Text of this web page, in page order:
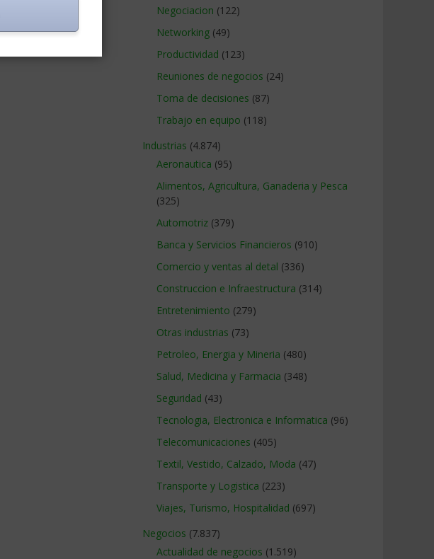
Negociacion (122)
Networking (49)
Productividad (123)
Reuniones de negocios (24)
Toma de decisiones (87)
Trabajo en equipo (118)
Industrias (4.874)
Aeronautica (95)
Alimentos, Agricultura, Ganaderia y Pesca
(325)
Automotriz (379)
Banca y Servicios Financieros (910)
Comercio y ventas al detal (336)
Construccion e Infraestructura (314)
Entretenimiento (279)
Otras industrias (73)
Petroleo, Energia y Mineria (480)
Salud, Medicina y Farmacia (348)
Seguridad (43)
Tecnologia, Electronica e Informatica (96)
Telecomunicaciones (405)
Textil, Vestido, Calzado, Moda (47)
Transporte y Logistica (223)
Viajes, Turismo, Hospitalidad (697)
Negocios (7.837)
Actualidad de negocios (1.519)